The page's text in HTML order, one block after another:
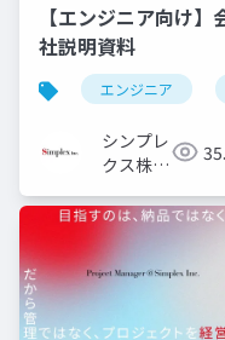
【エンジニア向け】
社説明資料
エンジニア
シンプレ
クス株式